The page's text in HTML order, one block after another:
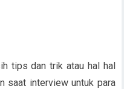
tips dan trik atau hal hal
saat interview untuk para